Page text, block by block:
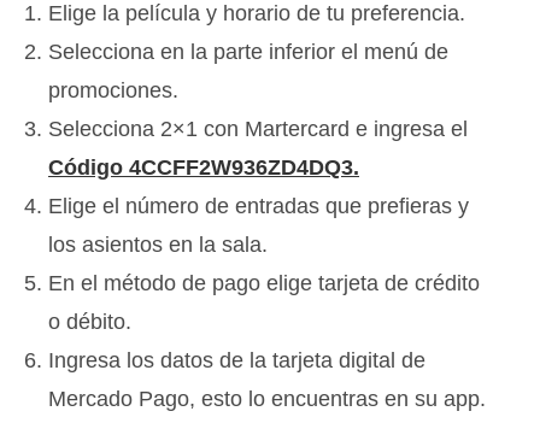
Elige la película y horario de tu preferencia.
Selecciona en la parte inferior el menú de
promociones.
Selecciona 2×1 con Martercard e ingresa el
Código 4CCFF2W936ZD4DQ3.
Elige el número de entradas que prefieras y
los asientos en la sala.
En el método de pago elige tarjeta de crédito
o débito.
Ingresa los datos de la tarjeta digital de
Mercado Pago, esto lo encuentras en su app.